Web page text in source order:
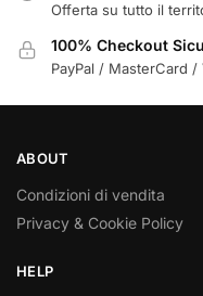
Offerta su tutto il
100% Checkout
PayPal / MasterCard
ABOUT
Condizioni di vendita
Privacy & Cookie Policy
HELP